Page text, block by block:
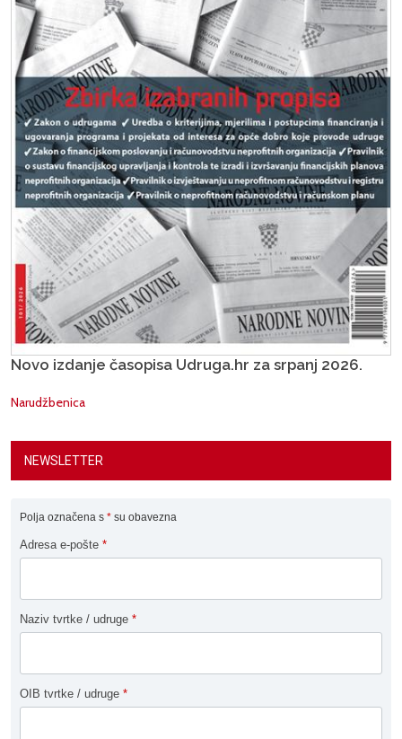
Novo izdanje časopisa Udruga.hr za srpanj 2026.
Narudžbenica
NEWSLETTER
Polja označena s * su obavezna
Adresa e-pošte *
Naziv tvrtke / udruge *
OIB tvrtke / udruge *